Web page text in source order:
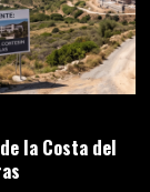
la Costa del